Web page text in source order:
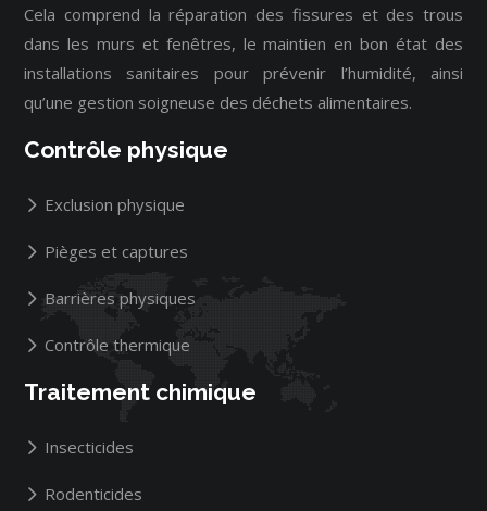
Cela comprend la réparation des fissures et des trous
dans les murs et fenêtres, le maintien en bon état des
installations sanitaires pour prévenir l’humidité, ainsi
qu’une gestion soigneuse des déchets alimentaires.
Contrôle physique
Exclusion physique
Pièges et captures
Barrières physiques
Contrôle thermique
Traitement chimique
Insecticides
Rodenticides